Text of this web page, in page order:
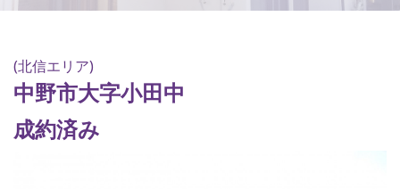
(北信エリア)
中野市大字小田中
成約済み